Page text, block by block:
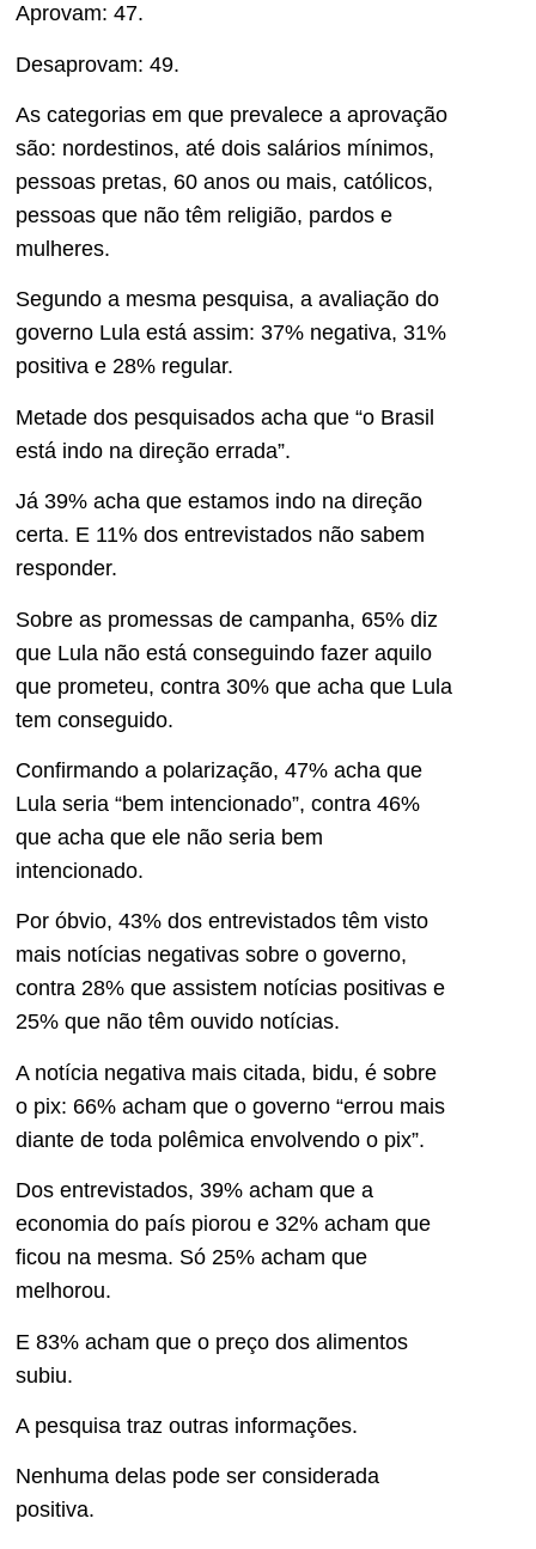
Aprovam: 47.
Desaprovam: 49.
As categorias em que prevalece a aprovação
são: nordestinos, até dois salários mínimos,
pessoas pretas, 60 anos ou mais, católicos,
pessoas que não têm religião, pardos e
mulheres.
Segundo a mesma pesquisa, a avaliação do
governo Lula está assim: 37% negativa, 31%
positiva e 28% regular.
Metade dos pesquisados acha que “o Brasil
está indo na direção errada”.
Já 39% acha que estamos indo na direção
certa. E 11% dos entrevistados não sabem
responder.
Sobre as promessas de campanha, 65% diz
que Lula não está conseguindo fazer aquilo
que prometeu, contra 30% que acha que Lula
tem conseguido.
Confirmando a polarização, 47% acha que
Lula seria “bem intencionado”, contra 46%
que acha que ele não seria bem
intencionado.
Por óbvio, 43% dos entrevistados têm visto
mais notícias negativas sobre o governo,
contra 28% que assistem notícias positivas e
25% que não têm ouvido notícias.
A notícia negativa mais citada, bidu, é sobre
o pix: 66% acham que o governo “errou mais
diante de toda polêmica envolvendo o pix”.
Dos entrevistados, 39% acham que a
economia do país piorou e 32% acham que
ficou na mesma. Só 25% acham que
melhorou.
E 83% acham que o preço dos alimentos
subiu.
A pesquisa traz outras informações.
Nenhuma delas pode ser considerada
positiva.